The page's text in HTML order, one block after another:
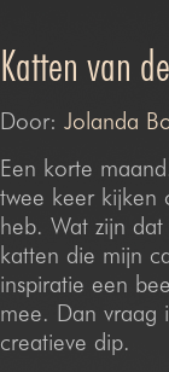
Katten van
Door: Jolanda
Een korte
twee keer kijken
heb. Wat zijn
katten die mijn
inspiratie een
mee. Dan vraag
creatieve dip.